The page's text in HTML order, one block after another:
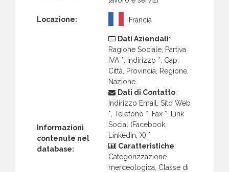
Locazione: Francia
Informazioni
contenute nel
database:
Dati Aziendali:
Ragione Sociale, Partiva
IVA *, Indirizzo *, Cap,
Città, Provincia, Regione,
Nazione.
Dati di Contatto:
Indirizzo Email, Sito Web
*, Telefono *, Fax *, Link
Social (Facebook,
Linkedin, X) *
Caratteristiche:
Categorizzazione
merceologica, Classe di